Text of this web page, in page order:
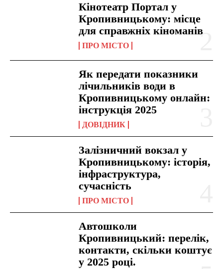
Кінотеатр Портал у
Кропивницькому: місце
для справжніх кіноманів
ПРО МІСТО
Як передати показники
лічильників води в
Кропивницькому онлайн:
інструкція 2025
ДОВІДНИК
Залізничний вокзал у
Кропивницькому: історія,
інфраструктура,
сучасність
ПРО МІСТО
Автошколи
Кропивницький: перелік,
контакти, скільки коштує
у 2025 році.